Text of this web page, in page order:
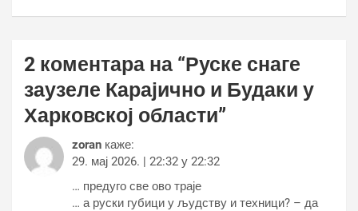
2 коментара на “Руске снаге
заузеле Карајично и Будаки у
Харковској области”
zoran каже:
29. мај 2026. | 22:32 у 22:32
… предуго све ово траје
… а руски губици у људству и техници? – да